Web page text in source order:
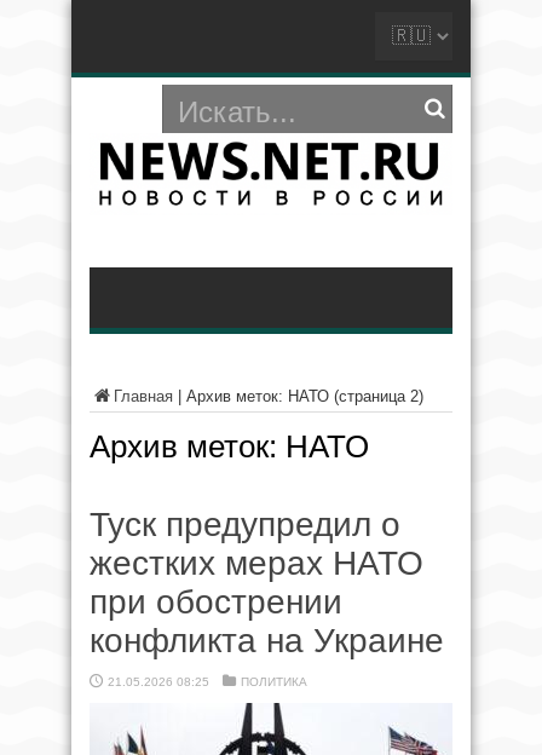
Главная Архив меток: НАТО (страница 2)
Архив меток: НАТО
Туск предупредил о
жестких мерах НАТО
при обострении
конфликта на Украине
21.05.2026 08:25 ПОЛИТИКА